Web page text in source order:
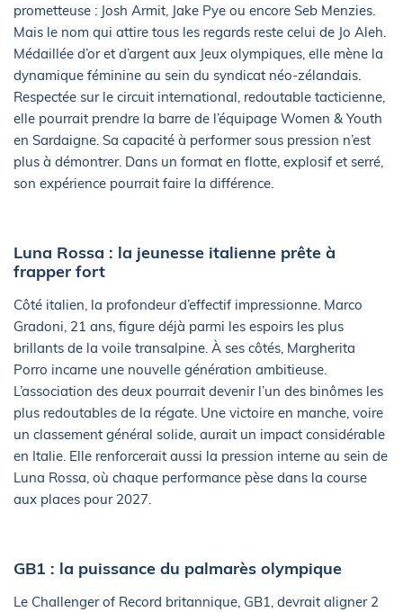
prometteuse : Josh Armit, Jake Pye ou encore Seb Menzies.
Mais le nom qui attire tous les regards reste celui de Jo Aleh.
Médaillée d’or et d’argent aux Jeux olympiques, elle mène la
dynamique féminine au sein du syndicat néo-zélandais.
Respectée sur le circuit international, redoutable tacticienne,
elle pourrait prendre la barre de l’équipage Women & Youth
en Sardaigne. Sa capacité à performer sous pression n’est
plus à démontrer. Dans un format en flotte, explosif et serré,
son expérience pourrait faire la différence.
Luna Rossa : la jeunesse italienne prête à
frapper fort
Côté italien, la profondeur d’effectif impressionne. Marco
Gradoni, 21 ans, figure déjà parmi les espoirs les plus
brillants de la voile transalpine. À ses côtés, Margherita
Porro incarne une nouvelle génération ambitieuse.
L’association des deux pourrait devenir l’un des binômes les
plus redoutables de la régate. Une victoire en manche, voire
un classement général solide, aurait un impact considérable
en Italie. Elle renforcerait aussi la pression interne au sein de
Luna Rossa, où chaque performance pèse dans la course
aux places pour 2027.
GB1 : la puissance du palmarès olympique
Le Challenger of Record britannique, GB1, devrait aligner 2